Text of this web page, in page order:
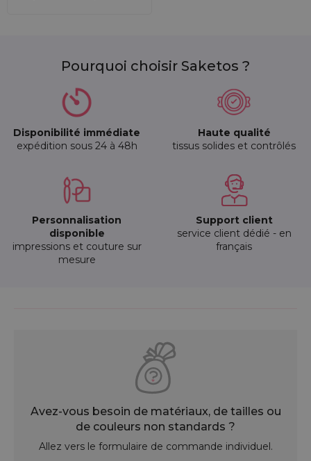
Pourquoi choisir Saketos ?
Disponibilité immédiate
expédition sous 24 à 48h
Haute qualité
tissus solides et contrôlés
Personnalisation
disponible
impressions et couture sur
mesure
Support client
service client dédié - en
français
Avez-vous besoin de matériaux, de tailles ou
de couleurs non standards ?
Allez vers le formulaire de commande individuel.